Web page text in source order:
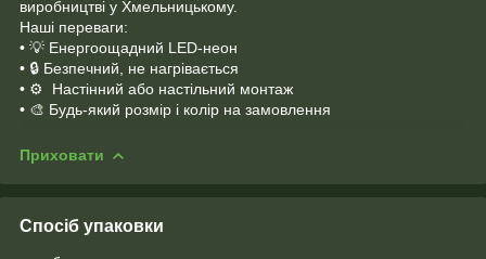
виробництві у Хмельницькому.
Наші переваги:
​​​​​​• 💡 Енергоощадний LED-неон
• 🔒 Безпечний, не нагрівається
• ⚙ ️ Настінний або настільний монтаж
• 🎨 Будь-який розмір і колір на замовлення
Приховати
Спосіб упаковки